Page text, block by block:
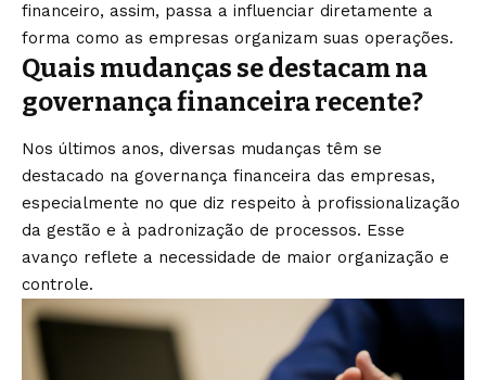
financeiro, assim, passa a influenciar diretamente a
forma como as empresas organizam suas operações.
Quais mudanças se destacam na
governança financeira recente?
Nos últimos anos, diversas mudanças têm se
destacado na governança financeira das empresas,
especialmente no que diz respeito à profissionalização
da gestão e à padronização de processos. Esse
avanço reflete a necessidade de maior organização e
controle.